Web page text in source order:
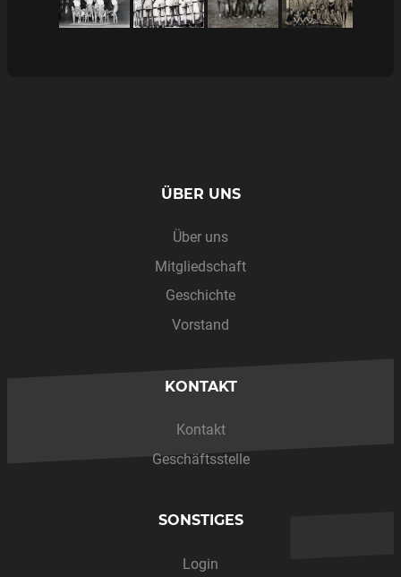
ÜBER UNS
Über uns
Mitgliedschaft
Geschichte
Vorstand
KONTAKT
Kontakt
Geschäftsstelle
SONSTIGES
Login